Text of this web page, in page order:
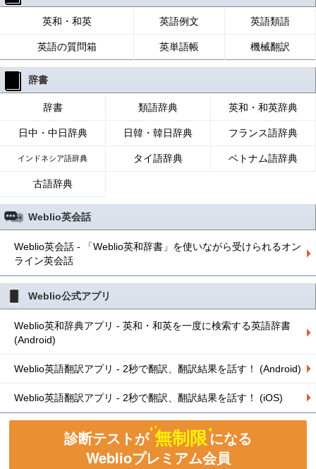
英和・和英 英語例文 英語類語
英語の質問箱 英単語帳 機械翻訳
辞書
辞書 類語辞典 英和・和英辞典
日中・中日辞典 日韓・韓日辞典 フランス語辞典
インドネシア語辞典 タイ語辞典 ベトナム語辞典
古語辞典
Weblio英会話
Weblio英会話 - 「Weblio英和辞書」を使いながら受けられるオン
ライン英会話
Weblio公式アプリ
Weblio英和辞典アプリ - 英和・和英を一度に検索する英語辞書
(Android)
Weblio英語翻訳アプリ - 2秒で翻訳、翻訳結果を話す！ (Android)
Weblio英語翻訳アプリ - 2秒で翻訳、翻訳結果を話す！ (iOS)
診断テストが 無制限になる
Weblioプレミアム会員